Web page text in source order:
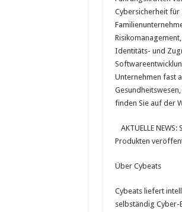
Cybersicherheit für
Identitäts- und
Unternehmen fast
finden Sie auf der
AKTUELLE
Produkten
Über Cybeats
Cybeats liefert
selbständig Cyber-